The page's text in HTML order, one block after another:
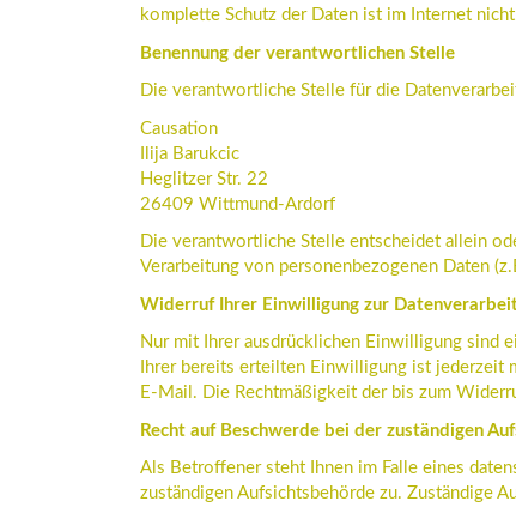
komplette Schutz der Daten ist im Internet
Benennung der verantwortlichen Stelle
Die verantwortliche Stelle für die
Causation
Ilija Barukcic
Heglitzer Str. 22
26409 Wittmund-Ardorf
Die verantwortliche Stelle entscheidet allein
Verarbeitung von personenbezogenen Daten
Widerruf Ihrer Einwilligung zur
Nur mit Ihrer ausdrücklichen Einwilligung sind
Ihrer bereits erteilten Einwilligung ist
E-Mail. Die Rechtmäßigkeit der bis zum
Recht auf Beschwerde bei der zuständigen
Als Betroffener steht Ihnen im Falle eines
zuständigen Aufsichtsbehörde zu. Zuständige